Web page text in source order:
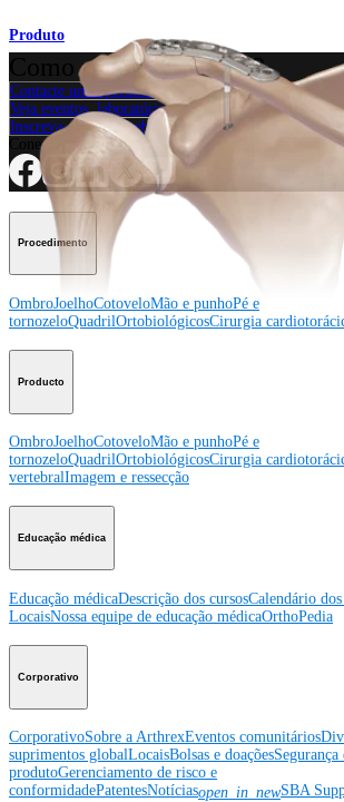
Produto
Como podemos ajudar?
Contacte um representante
Veja eventos, laboratórios e oportunidades
Inscreva-se para receber: O que há de novo na
Conecte-se conosco
Procedimento
OmbroJoelhoCotoveloMão e punhoPé e
tornozeloQuadrilOrtobiológicosCirurgia
Producto
OmbroJoelhoCotoveloMão e punhoPé e
tornozeloQuadrilOrtobiológicosCirurgia
vertebralImagem e ressecção
Educação médica
Educação médicaDescrição dos cursosCalendário
LocaisNossa equipe de educação médicaOrthoPedia
Corporativo
CorporativoSobre a ArthrexEventos comunitários
suprimentos globalLocaisBolsas e doaçõesSegurança
produtoGerenciamento de risco e
conformidadePatentesNotíciasopen_in_newSBA